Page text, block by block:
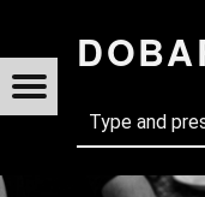
MOJ PRVI RECEPT KAKO JE ROMAN KAO VODA ZA ČOKOLADU UTJECAO NA MENE?
Menu